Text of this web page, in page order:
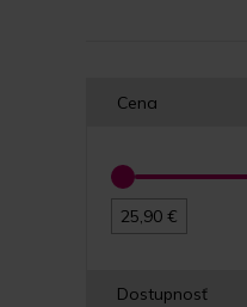
Cena
25,90 €
Dostupnosť